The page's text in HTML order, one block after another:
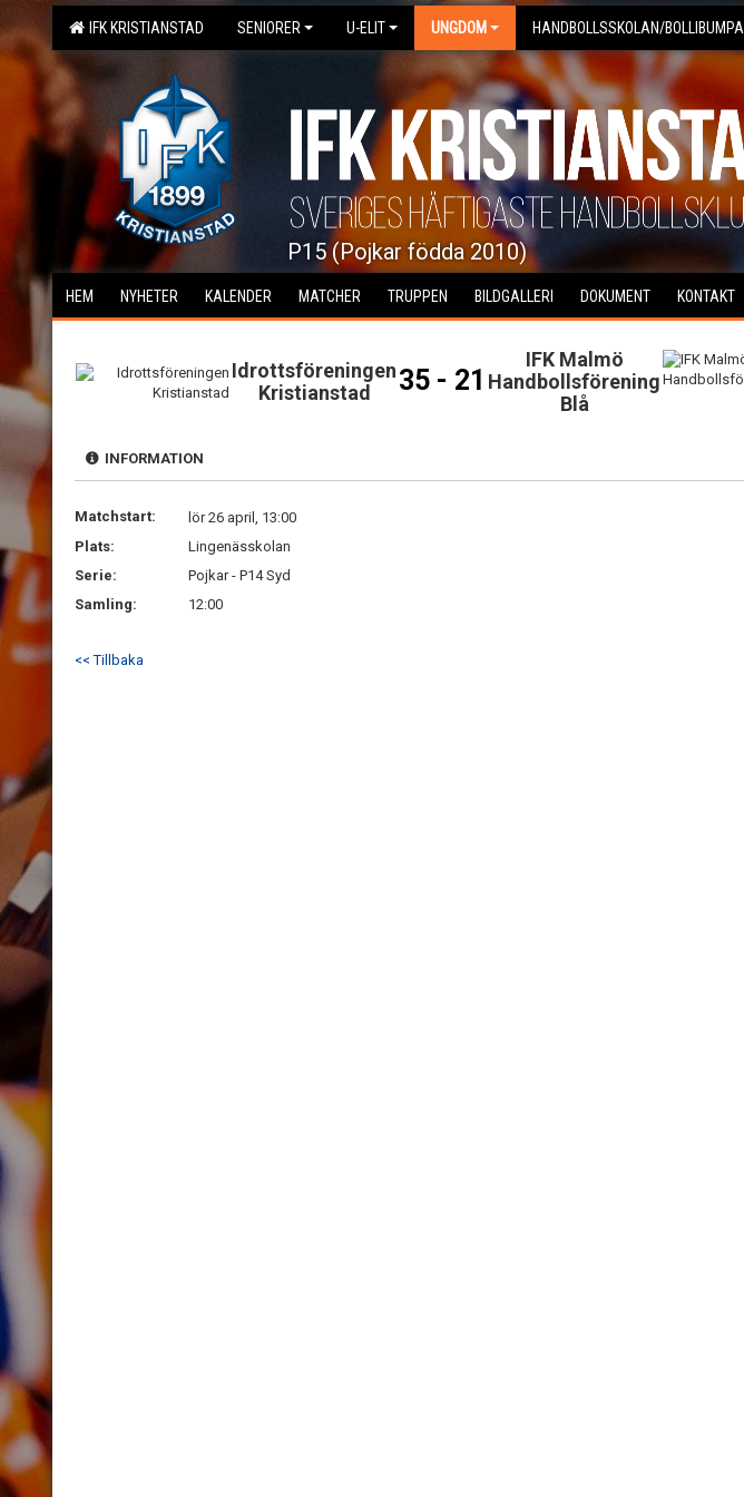
IFK KRISTIANSTAD SENIORER U-ELIT UNGDOM HANDBOLLSSKOLAN/BOLLIBUMPA
P15 (Pojkar födda 2010)
HEM NYHETER KALENDER MATCHER TRUPPEN BILDGALLERI DOKUMENT KONTAKT
Idrottsföreningen
Kristianstad
35 - 21
IFK Malmö
Handbollsförening
Blå
INFORMATION
Matchstart:
lör 26 april, 13:00
Plats:
Lingenässkolan
Serie:
Pojkar - P14 Syd
Samling:
12:00
<< Tillbaka